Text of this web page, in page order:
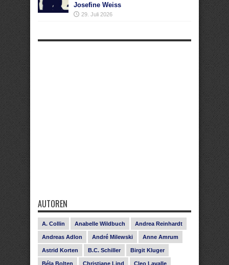
Josefine Weiss
29. Juli 2026
AUTOREN
A. Collin Anabelle Wildbuch Andrea Reinhardt
Andreas Adlon André Milewski Anne Amrum
Astrid Korten B.C. Schiller Birgit Kluger
Béla Bolten Christiane Lind Cleo Lavalle